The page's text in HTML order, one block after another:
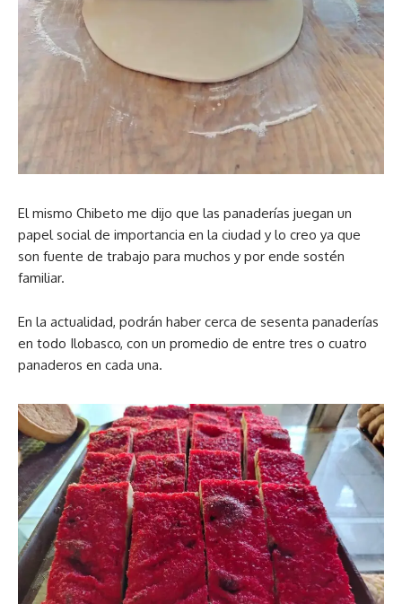
El mismo Chibeto me dijo que las panaderías juegan un
papel social de importancia en la ciudad y lo creo ya que
son fuente de trabajo para muchos y por ende sostén
familiar.
En la actualidad, podrán haber cerca de sesenta panaderías
en todo Ilobasco, con un promedio de entre tres o cuatro
panaderos en cada una.